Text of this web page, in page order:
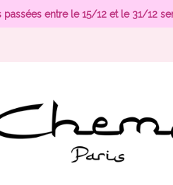
entre le 15/12 et le 31/12